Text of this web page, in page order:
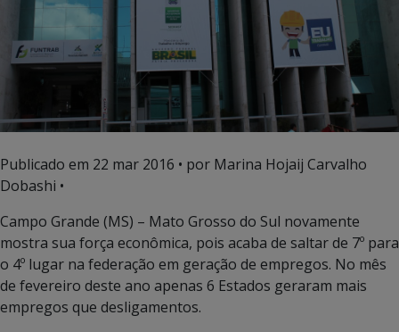
Publicado em 22 mar 2016 • por Marina Hojaij Carvalho
Dobashi •
Campo Grande (MS) – Mato Grosso do Sul novamente
mostra sua força econômica, pois acaba de saltar de 7º para
o 4º lugar na federação em geração de empregos. No mês
de fevereiro deste ano apenas 6 Estados geraram mais
empregos que desligamentos.